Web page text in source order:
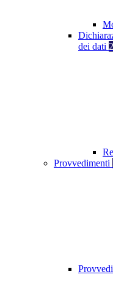
dei dati 2
Provvedimenti